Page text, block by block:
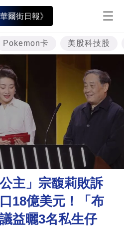
爾街日報》
Pokemon卡 美股科技股
主」宗馥莉敗訴
18億美元！「布
益曬3名私生仔